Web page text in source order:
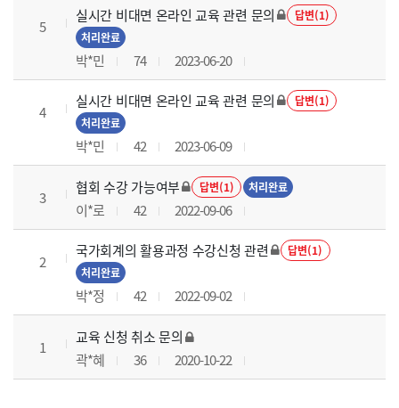
5
실시간 비대면 온라인 교육 관련 문의
답변(1)
처리완료
박*민 74 2023-06-20
4
실시간 비대면 온라인 교육 관련 문의
답변(1)
처리완료
박*민 42 2023-06-09
3
협회 수강 가능여부 답변(1) 처리완료
이*로 42 2022-09-06
2
국가회계의 활용과정 수강신청 관련
답변(1)
처리완료
박*정 42 2022-09-02
1
교육 신청 취소 문의
곽*혜
36 2020-10-22